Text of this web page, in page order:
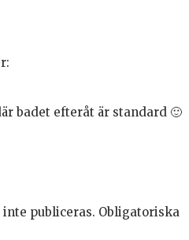
badet efteråt är standard 🙂
publiceras. Obligatoriska